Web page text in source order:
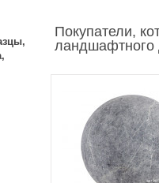
Покупатели,
ландшафтного